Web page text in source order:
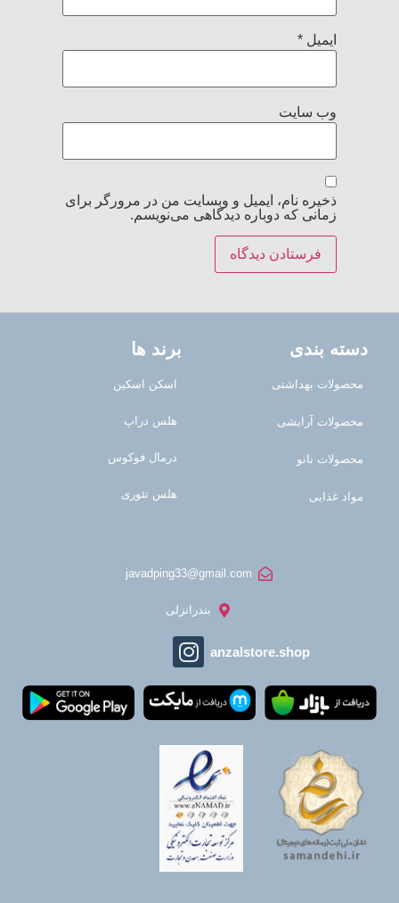
ایمیل*
وب‌ سایت
ذخیره نام، ایمیل و وبسایت من در مرورگر برای
زمانی که دوباره دیدگاهی می‌نویسم.
دسته بندی
محصولات بهداشتی
محصولات آرایشی
محصولات نانو
مواد غذایی
برند ها
اسکن اسکین
هلس دراپ
درمال فوکوس
هلس تئوری
javadping33@gmail.com
بندرانزلی
anzalstore.shop